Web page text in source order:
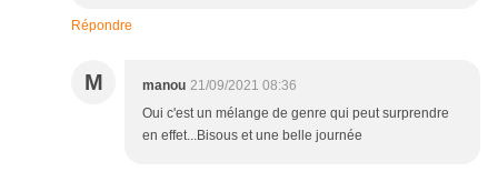
Répondre
M manou 21/09/2021 08:36
Oui c'est un mélange de genre qui peut surprendre
en effet...Bisous et une belle journée